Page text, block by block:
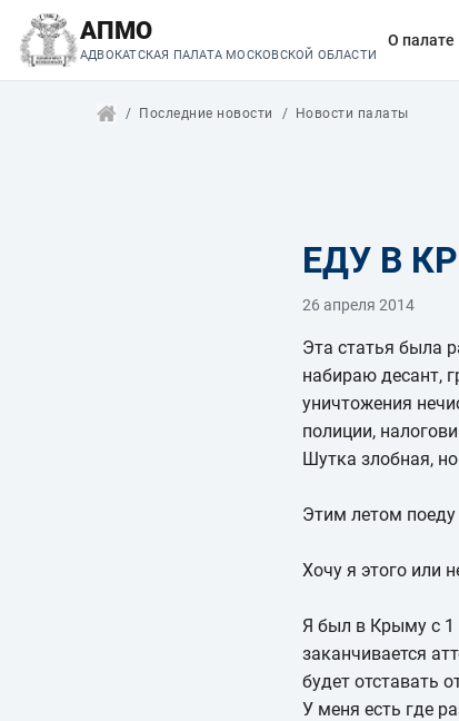
АПМО
АДВОКАТСКАЯ ПАЛАТА МОСКОВСКОЙ ОБЛАСТИ
О палате
Последние новости Новости палаты
ЕДУ В
26 апреля 2014
Эта статья была
набираю десант,
уничтожения
полиции,
Шутка злобная,
Этим летом
Хочу я этого или
Я был в Крыму с 1
заканчивается
будет отставать
У меня есть где